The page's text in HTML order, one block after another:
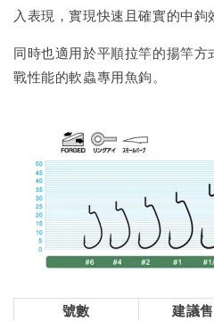
入表現，實現快速且確實的中鉤
同時也適用於平順拉竿的揚竿
戰性能的軟蟲專用魚鉤。
號數 建議